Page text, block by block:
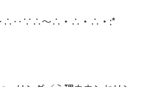
～∴・∴・∴・:*